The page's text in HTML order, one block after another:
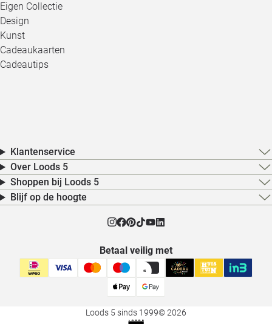
Eigen Collectie
Design
Kunst
Cadeaukaarten
Cadeautips
Klantenservice
Over Loods 5
Shoppen bij Loods 5
Blijf op de hoogte
Betaal veilig met
Loods 5 sinds 1999© 2026